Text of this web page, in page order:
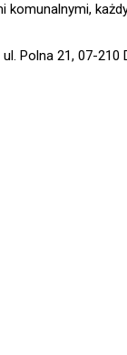
komunalnymi,
ul. Polna 21, 07-210